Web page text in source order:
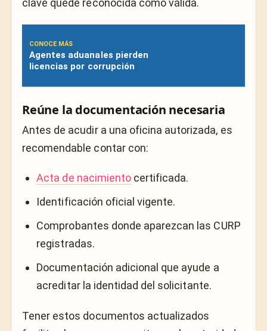
clave quede reconocida como válida.
CONOCE MÁS
Agentes aduanales pierden
licencias por corrupción
Reúne la documentación necesaria
Antes de acudir a una oficina autorizada, es
recomendable contar con:
Acta de nacimientocertificada.
Identificación oficial vigente.
Comprobantes donde aparezcan las CURP
registradas.
Documentación adicional que ayude a
acreditar la identidad del solicitante.
Tener estos documentos actualizados